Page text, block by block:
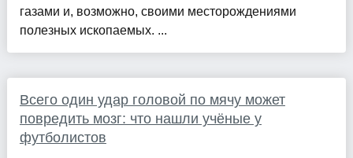
газами и, возможно, своими месторождениями
полезных ископаемых. ...
Всего один удар головой по мячу может
повредить мозг: что нашли учёные у
футболистов